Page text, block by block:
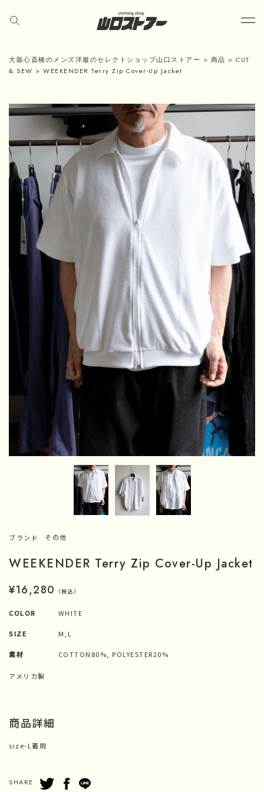
大阪心斎橋のメンズ洋服のセレクトショップ山口ストアー > 商品 > CUT
& SEW > WEEKENDER Terry Zip Cover-Up Jacket
ブランド その他
WEEKENDER Terry Zip Cover-Up Jacket
¥16,280 （税込）
COLOR WHITE
SIZE M,L
素材 COTTON80%, POLYESTER20%
アメリカ製
商品詳細
size-L着用
SHARE